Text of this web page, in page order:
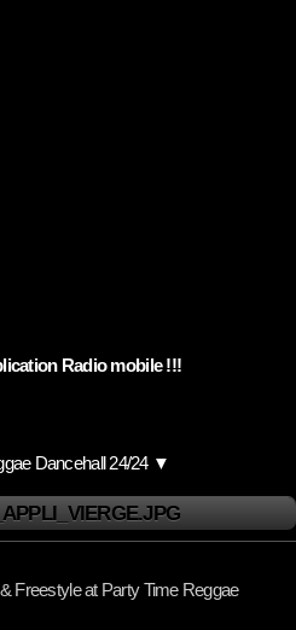
Radio mobile !!!
Dancehall 24/24 ▼